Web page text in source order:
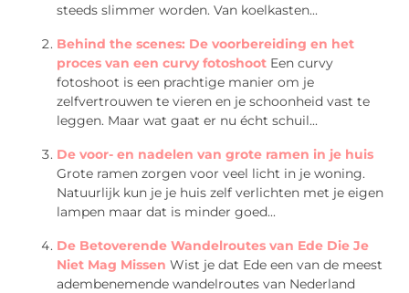
steeds slimmer worden. Van koelkasten...
Behind the scenes: De voorbereiding en het
proces van een curvy fotoshoot Een curvy
fotoshoot is een prachtige manier om je
zelfvertrouwen te vieren en je schoonheid vast te
leggen. Maar wat gaat er nu écht schuil...
De voor- en nadelen van grote ramen in je huis
Grote ramen zorgen voor veel licht in je woning.
Natuurlijk kun je je huis zelf verlichten met je eigen
lampen maar dat is minder goed...
De Betoverende Wandelroutes van Ede Die Je
Niet Mag Missen Wist je dat Ede een van de meest
adembenemende wandelroutes van Nederland